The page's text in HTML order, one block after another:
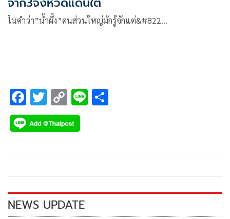
ในคำว่า”น้ำผึ้ง”คนส่วนใหญ่มักรู้จักแต่&#822…
F
ac
e
k
T
wi
tt
C
o
p
k
Li
NEWS UPDATE